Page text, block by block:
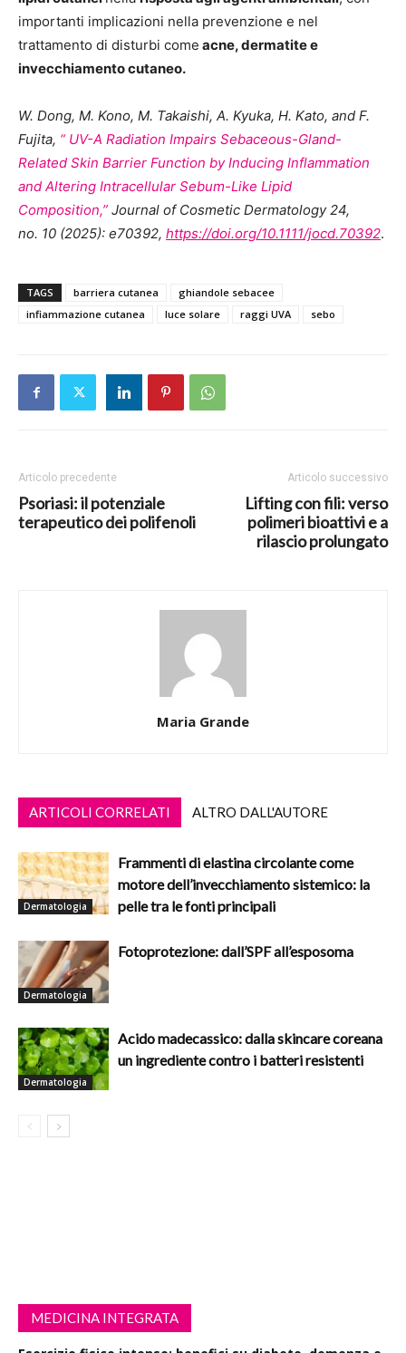
importanti implicazioni nella prevenzione e nel
trattamento di disturbi come acne, dermatite e
invecchiamento cutaneo.
W. Dong, M. Kono, M. Takaishi, A. Kyuka, H. Kato, and F.
Fujita, “ UV-A Radiation Impairs Sebaceous-Gland-
Related Skin Barrier Function by Inducing Inflammation
and Altering Intracellular Sebum-Like Lipid
Composition,” Journal of Cosmetic Dermatology 24,
no. 10 (2025): e70392, https://doi.org/10.1111/jocd.70392.
TAGS barriera cutanea
ghiandole sebacee
infiammazione cutanea
luce solare raggi UVA sebo
Articolo precedente
Psoriasi: il potenziale
terapeutico dei polifenoli
Articolo successivo
Lifting con fili: verso
polimeri bioattivi e a
rilascio prolungato
Maria Grande
ARTICOLI CORRELATI ALTRO DALL'AUTORE
Dermatologia
Frammenti di elastina circolante come
motore dell’invecchiamento sistemico: la
pelle tra le fonti principali
Dermatologia
Fotoprotezione: dall’SPF all’esposoma
Dermatologia
Acido madecassico: dalla skincare coreana
un ingrediente contro i batteri resistenti
MEDICINA INTEGRATA